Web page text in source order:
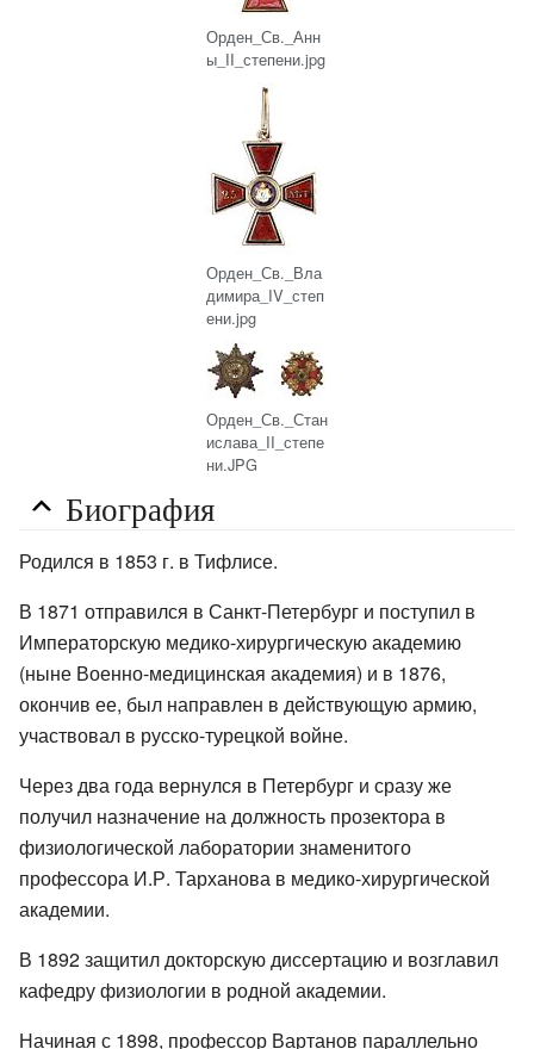
Орден_Св._Анн
ы_II_степени.jpg
Орден_Св._Вла
димира_IV_степ
ени.jpg
Орден_Св._Стан
ислава_II_степе
ни.JPG
Биография
Родился в 1853 г. в Тифлисе.
В 1871 отправился в Санкт-Петербург и поступил в
Императорскую медико-хирургическую академию
(ныне Военно-медицинская академия) и в 1876,
окончив ее, был направлен в действующую армию,
участвовал в русско-турецкой войне.
Через два года вернулся в Петербург и сразу же
получил назначение на должность прозектора в
физиологической лаборатории знаменитого
профессора И.Р. Тарханова в медико-хирургической
академии.
В 1892 защитил докторскую диссертацию и возглавил
кафедру физиологии в родной академии.
Начиная с 1898, профессор Вартанов параллельно